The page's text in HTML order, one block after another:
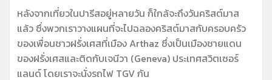
หลังจากเที่ยวในปารีสอยู่หลายวัน ก็ใกล้จะถึงวันคริสต์มาส
แล้ว ซึ่งพวกเราวางแผนที่จะไปฉลองคริสต์มาสกับครอบครัว
ของเพื่อนชาวฝรั่งเศสที่เมือง Arthaz ซึ่งเป็นเมืองชายแดน
ของฝรั่งเศสและติดกับเจนีวา (Geneva) ประเทศสวิตเซอร์
แลนด์ โดยเราจะนั่งรถไฟ TGV กัน